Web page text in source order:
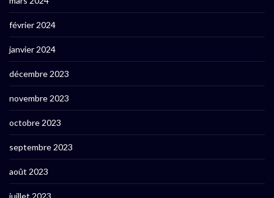
février 2024
janvier 2024
décembre 2023
novembre 2023
octobre 2023
septembre 2023
août 2023
juillet 2023